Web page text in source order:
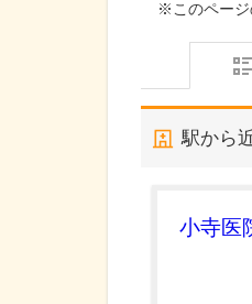
※このページ
駅から
小寺医